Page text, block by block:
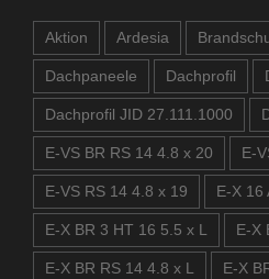
Aktion Ardesia
Dachpaneele Dachprofil
Dachprofil JID 27.111.1000
E-VS BR RS 14 4.8 x 20 E-
E-VS RS 14 4.8 x 19 E-X 16
E-X BR 3 HT 16 5.5 x L E-X
E-X BR RS 14 4.8 x L E-X